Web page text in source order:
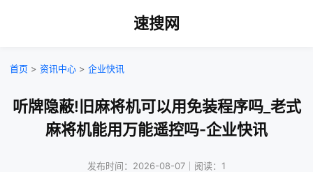
速搜网
首页 > 资讯中心 > 企业快讯
听牌隐蔽!旧麻将机可以用免装程序吗_老式
麻将机能用万能遥控吗-企业快讯
发布时间：2026-08-07｜阅读：1